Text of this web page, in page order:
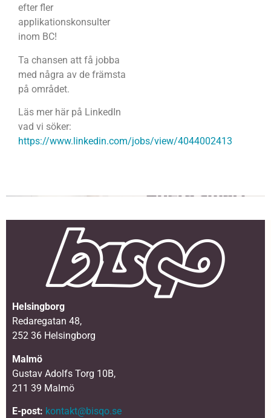
efter fler
applikationskonsulter
inom BC!
Ta chansen att få jobba
med några av de främsta
på området.
Läs mer här på LinkedIn
vad vi söker:
https://www.linkedin.com/jobs/view/4044002413
Helsingborg
Redaregatan 48,
252 36 Helsingborg
Malmö
Gustav Adolfs Torg 10B,
211 39 Malmö
E-post: kontakt@bisqo.se